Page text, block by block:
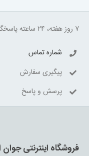
۷ روز هفته، ۲۴ ساعته پاسخگوی شما هستیم.
شماره تماس
پیگیری سفارش
پرسش و پاسخ
فروشگاه اینترنتی جوان